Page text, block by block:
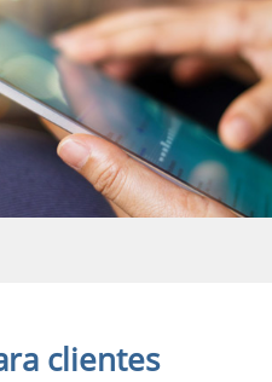
clientes